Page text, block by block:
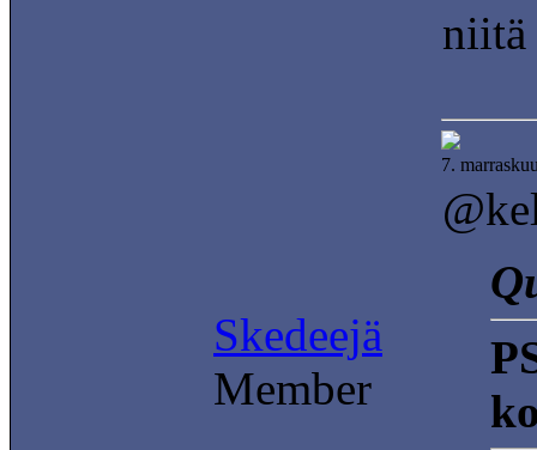
niitä
Skedeejä
Member
7.